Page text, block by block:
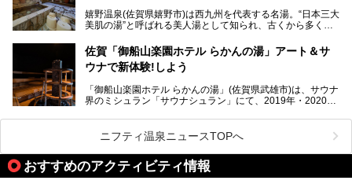
と言われるほど。今回は、そんな佐賀県で特におすすめのス
ーパー銭湯をピックアップしました。
嬉野温泉(佐賀県嬉野市)は西九州を代表する名湯。“日本三大
美肌の湯”と呼ばれる美人湯として知られ、古くから多くの
中でも「うれしの源泉 百年の湯」は、嬉野温泉では数少な
い日帰り入浴専門施設のひとつ。多くの常連客や観光客に親
しまれています。
今回は、地元九州在住のニフティ温泉ライターである筆者が
「うれしの源泉 百年の湯」を現地体験。定番の大浴場をは
提供元：うれしの源泉 百年の湯【PR】
この記事はうれしの源泉 百年の湯のPRレポート記事です。
佐賀「御船山楽園ホテル らかんの湯」アート＆サ
ウナで新体験!しよう
「御船山楽園ホテル らかんの湯」(佐賀県武雄市)は、サウナ
界のミシュラン「サウナシュラン」にて、2019年・2020
一のサウナと言っても過言ではありません。
今回は、その大注目のサウナと温泉入浴施設を、男女別浴室
ごとに現地取材してきました！ さらには、御船山楽園で同
時開催中のチームラボ作品展も併せてご紹介。アート＆サウ
ナというかつてどこにも無かった組み合わせで、新体験!し
ニフティ温泉ニュースTOPへ
おすすめのアクティビティ情報